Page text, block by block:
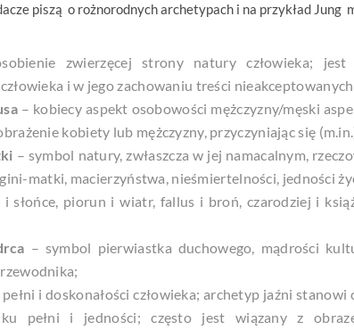
piszą o rożnorodnych archetypach i na przykład Jung
zwierzęcej strony natury człowieka;
i w jego zachowaniu treści nieakceptowanych
– kobiecy aspekt osobowości mężczyzny/męski
kobiety lub mężczyzny, przyczyniając się
– symbol natury, zwłaszcza w jej namacalnym,
matki, macierzyństwa, nieśmiertelności, jedności
i słońce, piorun i wiatr, fallus i broń, czarodziej i
– symbol pierwiastka duchowego, mądrości
i doskonałości człowieka; archetyp jaźni
pełni i jedności; często jest wiązany z